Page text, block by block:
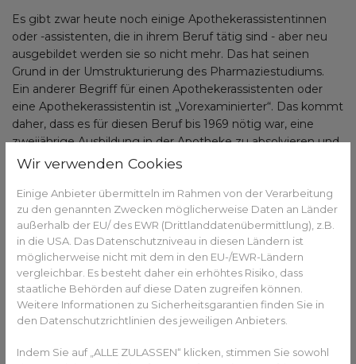
Es gibt zwar heute noch einige Apothekerassistentinnen
oder -assistenten, die in ihrem Beruf tätig sind - aber neu
ausgebildet werden sie so nicht mehr. Das hat seinen
Grund in der Umstrukturierung des Pharmaziestudiums.
Ein anderer Begriff für einen Apothekerassistenten oder
eine Apothekerassistentin ist „Vorexaminierter“. Das kommt
daher, dass es für diesen Beruf bis 1969 nötig war, eine
zweijährige Ausbildung in der Apotheke zu absolvieren und
anschließend das Pharmaziestudium bis zum sechsten
Danach wurde die Lehre mit dem pharmazeutischen
Vorexamen abgeschlossen. Wer dann nicht mehr weiter
studieren wollte, durfte die Bezeichnung
Apothekerassistent tragen. Jetzt wird erst nach dem
Abschluss den Pharmaziestudiums das
Pharmaziepraktikum absolviert. Deshalb wird die
Ausbildung zum Apothekerassistenten oder zur
Apothekerassistentin heute so gar nicht mehr
durchgeführt.
Wir verwenden Cookies
Einige Anbieter übermitteln im Rahmen von der Verarbeitung
zu den genannten Zwecken möglicherweise Daten an Länder
außerhalb der EU/ des EWR (Drittlanddatenübermittlung), z.B.
in die USA. Das Datenschutzniveau in diesen Ländern ist
möglicherweise nicht mit dem in den EU-/EWR-Ländern
vergleichbar. Es besteht daher ein erhöhtes Risiko, dass
staatliche Behörden auf diese Daten zugreifen können.
Weitere Informationen zu Sicherheitsgarantien finden Sie in
den Datenschutzrichtlinien des jeweiligen Anbieters.
Indem Sie auf „ALLE ZULASSEN“ klicken, stimmen Sie sowohl